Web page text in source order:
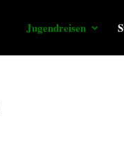
Jugendreisen